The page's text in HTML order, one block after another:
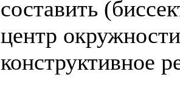
составить
центр
конструктивное